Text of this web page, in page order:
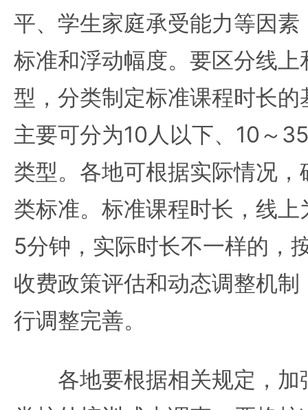
平、学生家庭承受能力等因
标准和浮动幅度。要区分线
型，分类制定标准课程时长
主要可分为10人以下、10～
类型。各地可根据实际情况
类标准。标准课程时长，线
5分钟，实际时长不一样的，
收费政策评估和动态调整机
行调整完善。
各地要根据相关规定，加